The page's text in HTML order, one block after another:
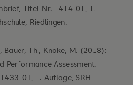
Titel-Nr. 1414-01, 1.
Riedlingen.
Bauer, Th., Knoke, M. (2018):
Performance Assessment,
01, 1. Auflage, SRH